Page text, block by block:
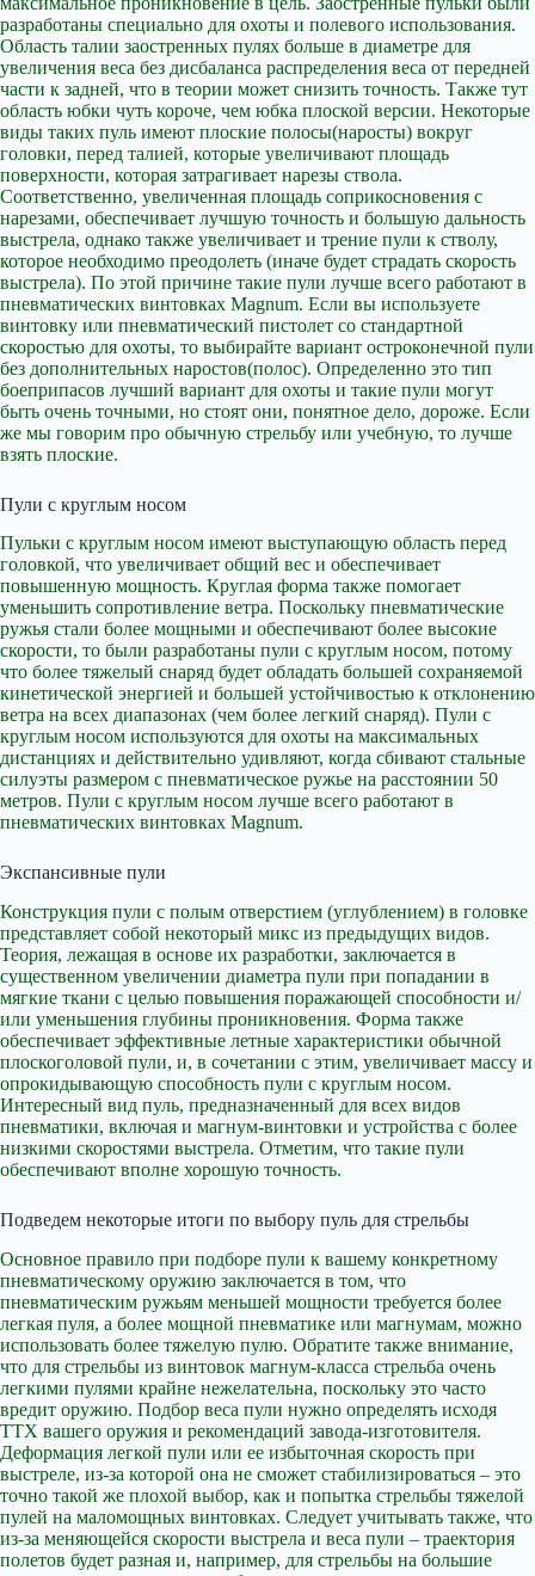
разработаны специально для охоты и полевого использования.
Область талии заостренных пулях больше в диаметре для
увеличения веса без дисбаланса распределения веса от передней
части к задней, что в теории может снизить точность. Также тут
область юбки чуть короче, чем юбка плоской версии. Некоторые
виды таких пуль имеют плоские полосы(наросты) вокруг
головки, перед талией, которые увеличивают площадь
поверхности, которая затрагивает нарезы ствола.
Соответственно, увеличенная площадь соприкосновения с
нарезами, обеспечивает лучшую точность и большую дальность
выстрела, однако также увеличивает и трение пули к стволу,
которое необходимо преодолеть (иначе будет страдать скорость
выстрела). По этой причине такие пули лучше всего работают в
пневматических винтовках Magnum. Если вы используете
винтовку или пневматический пистолет со стандартной
скоростью для охоты, то выбирайте вариант остроконечной пули
без дополнительных наростов(полос). Определенно это тип
боеприпасов лучший вариант для охоты и такие пули могут
быть очень точными, но стоят они, понятное дело, дороже. Если
же мы говорим про обычную стрельбу или учебную, то лучше
взять плоские.
Пули с круглым носом
Пульки с круглым носом имеют выступающую область перед
головкой, что увеличивает общий вес и обеспечивает
повышенную мощность. Круглая форма также помогает
уменьшить сопротивление ветра. Поскольку пневматические
ружья стали более мощными и обеспечивают более высокие
скорости, то были разработаны пули с круглым носом, потому
что более тяжелый снаряд будет обладать большей сохраняемой
кинетической энергией и большей устойчивостью к отклонению
ветра на всех диапазонах (чем более легкий снаряд). Пули с
круглым носом используются для охоты на максимальных
дистанциях и действительно удивляют, когда сбивают стальные
силуэты размером с пневматическое ружье на расстоянии 50
метров. Пули с круглым носом лучше всего работают в
пневматических винтовках Magnum.
Экспансивные пули
Конструкция пули с полым отверстием (углублением) в головке
представляет собой некоторый микс из предыдущих видов.
Теория, лежащая в основе их разработки, заключается в
существенном увеличении диаметра пули при попадании в
мягкие ткани с целью повышения поражающей способности и/
или уменьшения глубины проникновения. Форма также
обеспечивает эффективные летные характеристики обычной
плоскоголовой пули, и, в сочетании с этим, увеличивает массу и
опрокидывающую способность пули с круглым носом.
Интересный вид пуль, предназначенный для всех видов
пневматики, включая и магнум-винтовки и устройства с более
низкими скоростями выстрела. Отметим, что такие пули
обеспечивают вполне хорошую точность.
Подведем некоторые итоги по выбору пуль для стрельбы
Основное правило при подборе пули к вашему конкретному
пневматическому оружию заключается в том, что
пневматическим ружьям меньшей мощности требуется более
легкая пуля, а более мощной пневматике или магнумам, можно
использовать более тяжелую пулю. Обратите также внимание,
что для стрельбы из винтовок магнум-класса стрельба очень
легкими пулями крайне нежелательна, поскольку это часто
вредит оружию. Подбор веса пули нужно определять исходя
ТТХ вашего оружия и рекомендаций завода-изготовителя.
Деформация легкой пули или ее избыточная скорость при
выстреле, из-за которой она не сможет стабилизироваться – это
точно такой же плохой выбор, как и попытка стрельбы тяжелой
пулей на маломощных винтовках. Следует учитывать также, что
из-за меняющейся скорости выстрела и веса пули – траектория
полетов будет разная и, например, для стрельбы на большие